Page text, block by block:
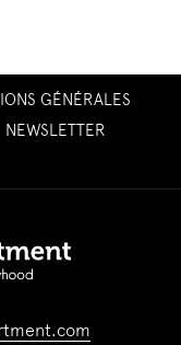
GÉNÉRALES
NEWSLETTER